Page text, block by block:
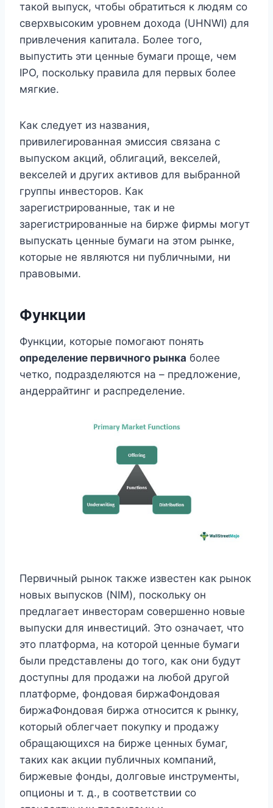
такой выпуск, чтобы обратиться к людям со
сверхвысоким уровнем дохода (UHNWI) для
привлечения капитала. Более того,
выпустить эти ценные бумаги проще, чем
IPO, поскольку правила для первых более
мягкие.
Как следует из названия,
привилегированная эмиссия связана с
выпуском акций, облигаций, векселей,
векселей и других активов для выбранной
группы инвесторов. Как
зарегистрированные, так и не
зарегистрированные на бирже фирмы могут
выпускать ценные бумаги на этом рынке,
которые не являются ни публичными, ни
правовыми.
Функции
Функции, которые помогают понять
определение первичного рынка более
четко, подразделяются на – предложение,
андеррайтинг и распределение.
Первичный рынок также известен как рынок
новых выпусков (NIM), поскольку он
предлагает инвесторам совершенно новые
выпуски для инвестиций. Это означает, что
это платформа, на которой ценные бумаги
были представлены до того, как они будут
доступны для продажи на любой другой
платформе, фондовая биржаФондовая
биржаФондовая биржа относится к рынку,
который облегчает покупку и продажу
обращающихся на бирже ценных бумаг,
таких как акции публичных компаний,
биржевые фонды, долговые инструменты,
опционы и т. д., в соответствии со